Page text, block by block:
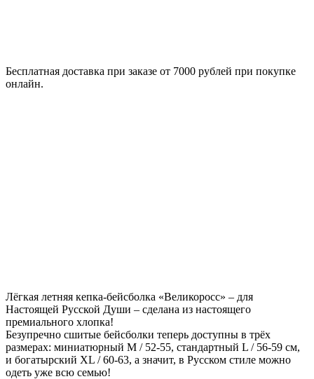
Бесплатная доставка при заказе от 7000 рублей при покупке
онлайн.
Лёгкая летняя кепка-бейсболка «Великоросс» – для
Настоящей Русской Души – сделана из настоящего
премиального хлопка!
Безупречно сшитые бейсболки теперь доступны в трёх
размерах: миниатюрный M / 52-55, стандартный L / 56-59 см,
и богатырский XL / 60-63, а значит, в Русском стиле можно
одеть уже всю семью!